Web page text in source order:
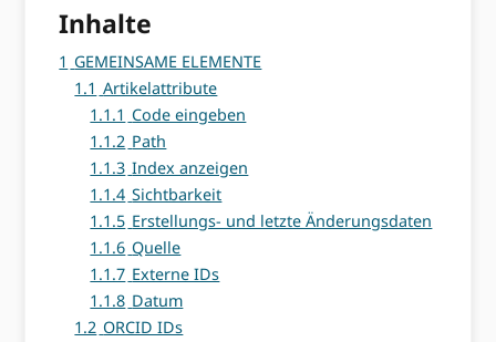
Inhalte
1 GEMEINSAME ELEMENTE
1.1 Artikelattribute
1.1.1 Code eingeben
1.1.2 Path
1.1.3 Index anzeigen
1.1.4 Sichtbarkeit
1.1.5 Erstellungs- und letzte Änderungsdaten
1.1.6 Quelle
1.1.7 Externe IDs
1.1.8 Datum
1.2 ORCID IDs